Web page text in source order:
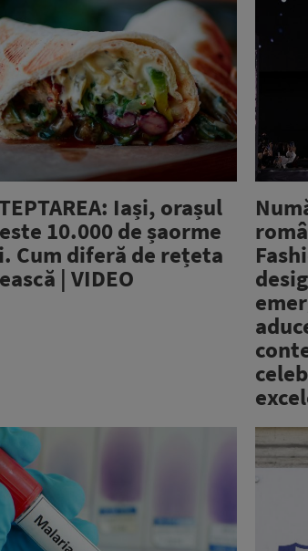
Iași, orașul
10.000 de șaorme
Cum diferă de rețeta
| VIDEO